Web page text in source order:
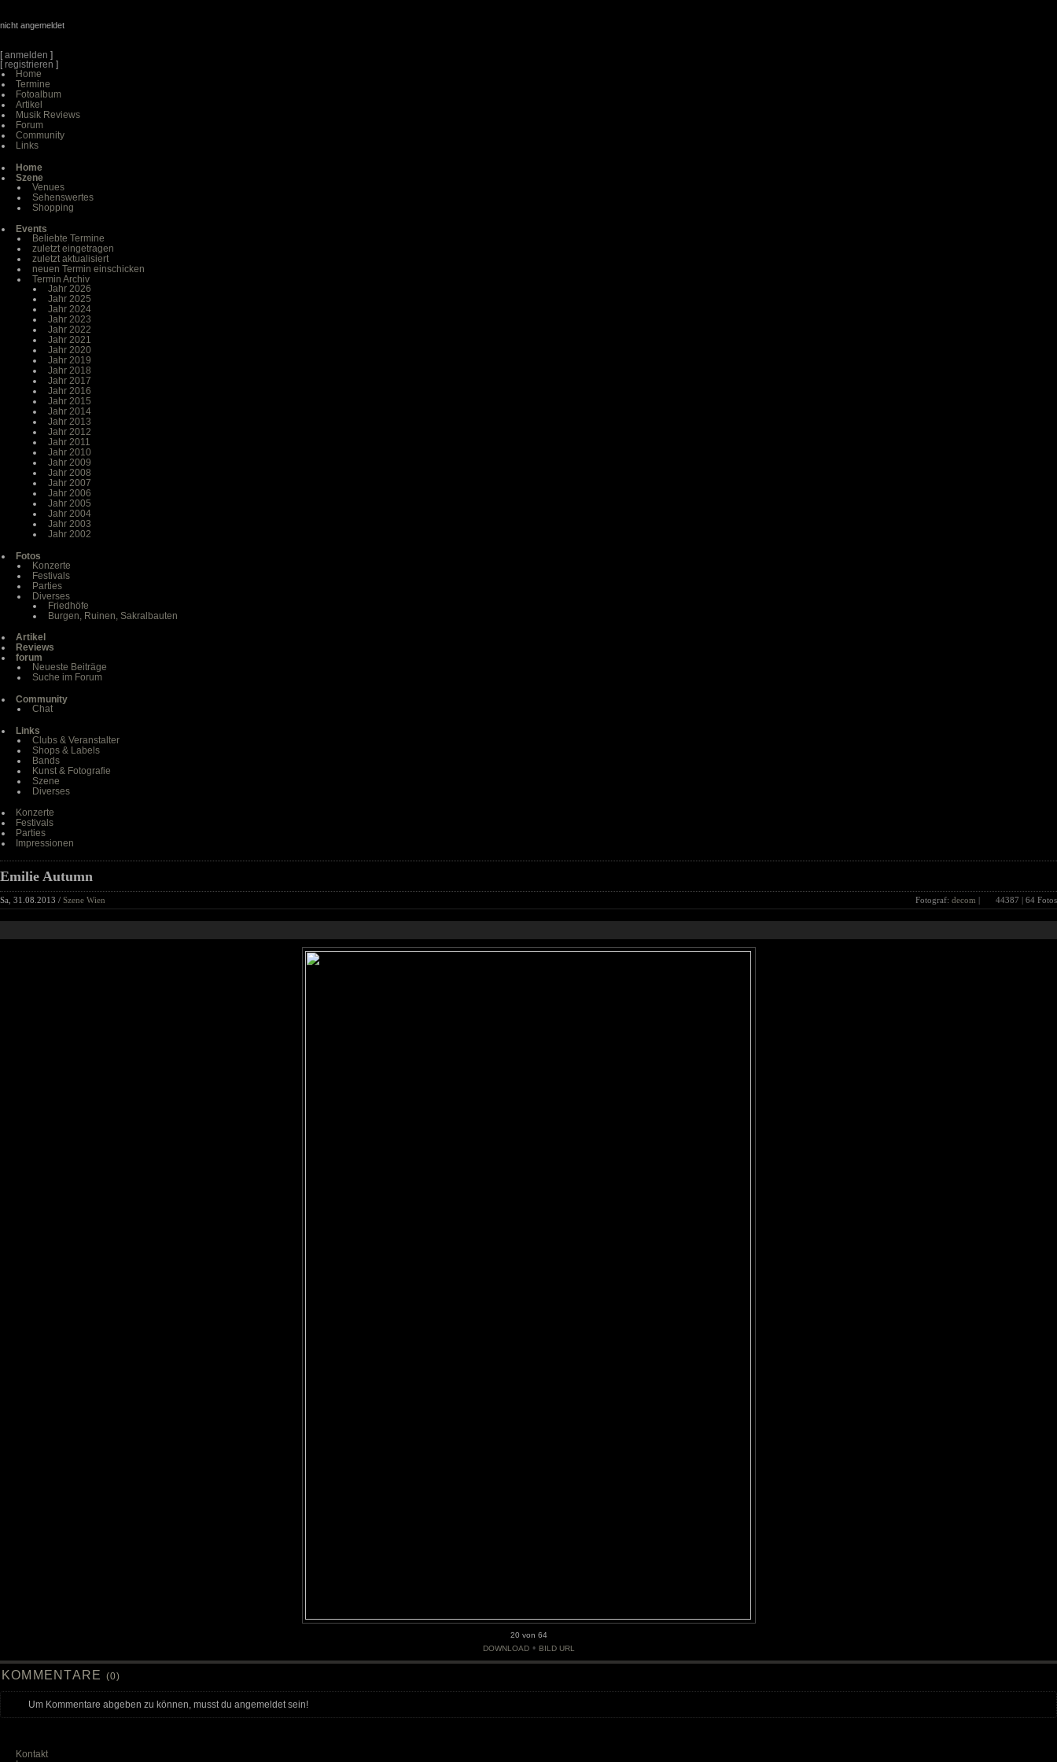
nicht angemeldet
[anmelden ]
[registrieren ]
Home
Termine
Fotoalbum
Artikel
Musik Reviews
Forum
Community
Links
Home
Szene
Venues
Sehenswertes
Shopping
Events
Beliebte Termine
zuletzt eingetragen
zuletzt aktualisiert
neuen Termin einschicken
Termin Archiv
Jahr 2026
Jahr 2025
Jahr 2024
Jahr 2023
Jahr 2022
Jahr 2021
Jahr 2020
Jahr 2019
Jahr 2018
Jahr 2017
Jahr 2016
Jahr 2015
Jahr 2014
Jahr 2013
Jahr 2012
Jahr 2011
Jahr 2010
Jahr 2009
Jahr 2008
Jahr 2007
Jahr 2006
Jahr 2005
Jahr 2004
Jahr 2003
Jahr 2002
Fotos
Konzerte
Festivals
Parties
Diverses
Friedhöfe
Burgen, Ruinen, Sakralbauten
Artikel
Reviews
forum
Neueste Beiträge
Suche im Forum
Community
Chat
Links
Clubs & Veranstalter
Shops & Labels
Bands
Kunst & Fotografie
Szene
Diverses
Konzerte
Festivals
Parties
Impressionen
Emilie Autumn
Sa, 31.08.2013 / Szene Wien Fotograf: decom | 44387 | 64 Fotos
20 von 64
DOWNLOAD • BILD URL
KOMMENTARE (0)
Um Kommentare abgeben zu können, musst du angemeldet sein!
Kontakt